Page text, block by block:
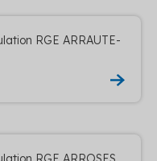
RGE ARRAUTE-